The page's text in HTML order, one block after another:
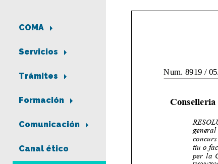
COMA
Servicios
Trámites
Formación
Comunicación
Canal ético